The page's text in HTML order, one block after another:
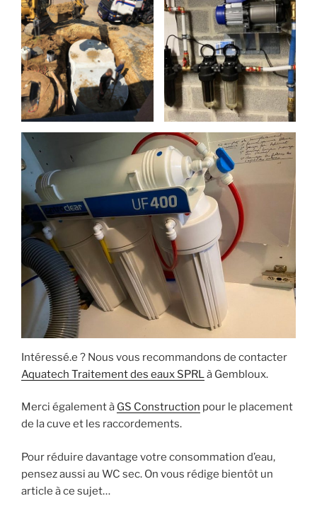
Intéressé.e ? Nous vous recommandons de contacter
Aquatech Traitement des eaux SPRLà Gembloux.
Merci également à GS Construction pour le placement
de la cuve et les raccordements.
Pour réduire davantage votre consommation d’eau,
pensez aussi au WC sec. On vous rédige bientôt un
article à ce sujet…